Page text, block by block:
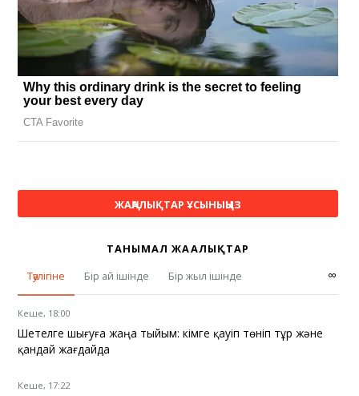
ЖАҢАЛЫҚТАР ҰСЫНЫҢЫЗ
ТАНЫМАЛ ЖАҢАЛЫҚТАР
Тәулігіне
Бір ай ішінде Бір жыл ішінде ∞
Кеше, 18:00
Шетелге шығуға жаңа тыйым: кімге қауіп төніп тұр және
қандай жағдайда
Кеше, 17:22